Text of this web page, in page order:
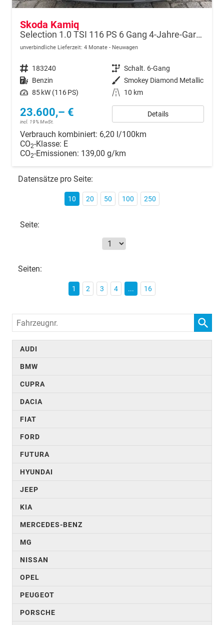
Skoda Kamiq
Selection 1.0 TSI 116 PS 6 Gang 4-Jahre-Garantie-Anhängerkupplung schwenkbar-Kessy-16" Alu-2-Zonen-Climatronic-Tempomat-LED-AppleCarPlay-AndroidAuto-Rückfahrkamera-2xPDC
unverbindliche Lieferzeit: 4 Monate Neuwagen
Fahrzeugnr. 183240 Getriebe Schalt. 6-Gang
Kraftstoff Benzin Außenfarbe Smokey Diamond Metallic
Leistung 85 kW (116 PS) Kilometerstand 10 km
23.600,– €
incl. 19% MwSt.
Details
Verbrauch kombiniert: 6,20 l/100km
CO2-Klasse: E
CO2-Emissionen: 139,00 g/km
Datensätze pro Seite:
10 20 50 100 250
Seite:
Seiten:
1 2 3 4 ... 16
Fahrzeugnr.
AUDI
BMW
CUPRA
DACIA
FIAT
FORD
FUTURA
HYUNDAI
JEEP
KIA
MERCEDES-BENZ
MG
NISSAN
OPEL
PEUGEOT
PORSCHE